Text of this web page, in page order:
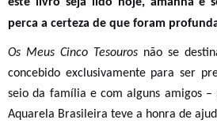
perca a certeza de que foram
Os Meus Cinco Tesouros não se
concebido exclusivamente para ser
seio da família e com alguns amigos
Aquarela Brasileira teve a honra de